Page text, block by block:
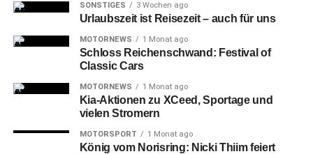
SONSTIGES 3 Wochen ago
Urlaubszeit ist Reisezeit – auch für uns
MOTORNEWS 1 Monat ago
Schloss Reichenschwand: Festival of
Classic Cars
MOTORNEWS 1 Monat ago
Kia-Aktionen zu XCeed, Sportage und
vielen Stromern
MOTORSPORT 1 Monat ago
König vom Norisring: Nicki Thiim feiert